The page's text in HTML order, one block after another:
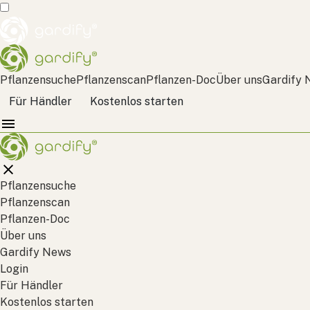
PflanzensuchePflanzenscanPflanzen-DocÜber unsGardify
Für Händler
Kostenlos starten
Pflanzensuche
Pflanzenscan
Pflanzen-Doc
Über uns
Gardify News
Login
Für Händler
Kostenlos starten